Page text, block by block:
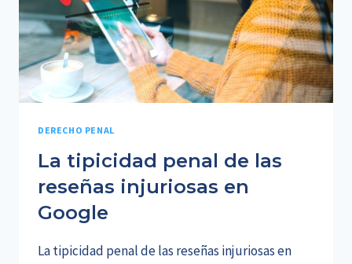
DERECHO PENAL
La tipicidad penal de las
reseñas injuriosas en
Google
La tipicidad penal de las reseñas injuriosas en